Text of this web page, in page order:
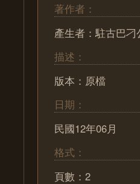
著作者：
產生者：駐古巴刁
描述：
版本：原檔
日期：
民國12年06月
格式：
頁數：2